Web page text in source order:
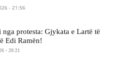
- 21:56
nga protesta: Gjykata e Lartë të
Edi Ramën!
- 20:21